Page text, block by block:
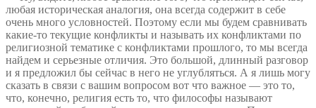
любая историческая аналогия, она всегда содержит в себе
очень много условностей. Поэтому если мы будем сравнивать
какие-то текущие конфликты и называть их конфликтами по
религиозной тематике с конфликтами прошлого, то мы всегда
найдем и серьезные отличия. Это большой, длинный разговор
и я предложил бы сейчас в него не углубляться. А я лишь могу
сказать в связи с вашим вопросом вот что важное — это то,
что, конечно, религия есть то, что философы называют